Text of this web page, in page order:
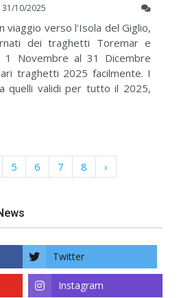
31/10/2025
viaggio verso l'Isola del Giglio,
dei traghetti Toremar e
1 Novembre al 31 Dicembre
traghetti 2025 facilmente. I
quelli validi per tutto il 2025,
5 6 7 8 ›
Twitter
Instagram